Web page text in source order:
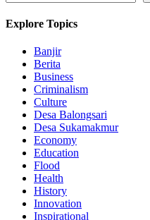
Explore Topics
Banjir
Berita
Business
Criminalism
Culture
Desa Balongsari
Desa Sukamakmur
Economy
Education
Flood
Health
History
Innovation
Inspirational